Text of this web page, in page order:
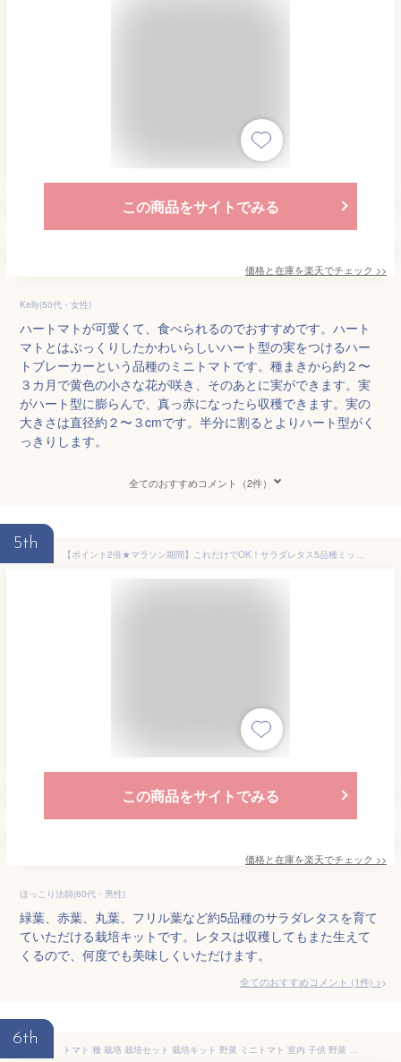
この商品をサイトでみる
価格と在庫を楽天でチェック >>
Kelly(50代・女性)
ハートマトが可愛くて、食べられるのでおすすめです。ハート
マトとはぷっくりしたかわいらしいハート型の実をつけるハー
トブレーカーという品種のミニトマトです。種まきから約２〜
３カ月で黄色の小さな花が咲き、そのあとに実ができます。実
がハート型に膨らんで、真っ赤になったら収穫できます。実の
大きさは直径約２〜３cmです。半分に割るとよりハート型がく
っきりします。
全てのおすすめコメント（2件）
5th
【ポイント2倍★マラソン期間】これだけでOK！サラダレタス5品種ミックス【野菜苗 18cm硬質ポット大苗1個/肥料付き】簡単栽培 窓辺 室内 ベランダ キッチン 料理 レシピ 栽培キット 栽培セット プレゼント ギフト 贈答
この商品をサイトでみる
価格と在庫を楽天でチェック >>
ほっこり法師(60代・男性)
緑葉、赤葉、丸葉、フリル葉など約5品種のサラダレタスを育て
ていただける栽培キットです。レタスは収穫してもまた生えて
くるので、何度でも美味しくいただけます。
全てのおすすめコメント (1件) >
6th
トマト 種 栽培 栽培セット 栽培キット 野菜 ミニトマト 室内 子供 野菜 おうちで栽培 おうちでガーデニング 家庭菜園 観察 初心者向け 送料無料 おうち時間 巣ごもり インテリア おしゃれ